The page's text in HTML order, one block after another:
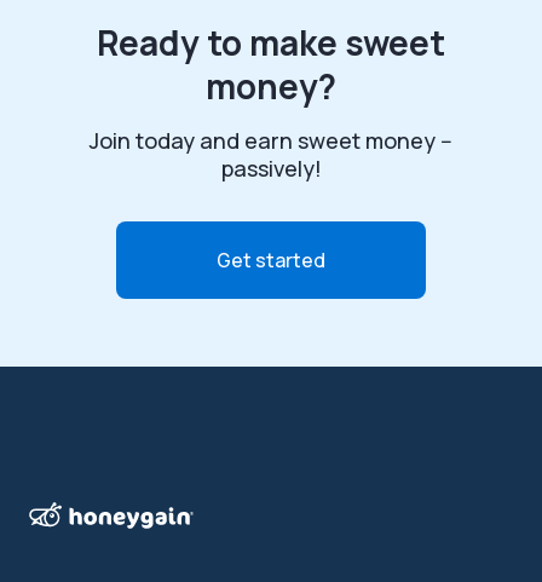
Ready to make sweet
money?
Join today and earn sweet money --
passively!
Get started